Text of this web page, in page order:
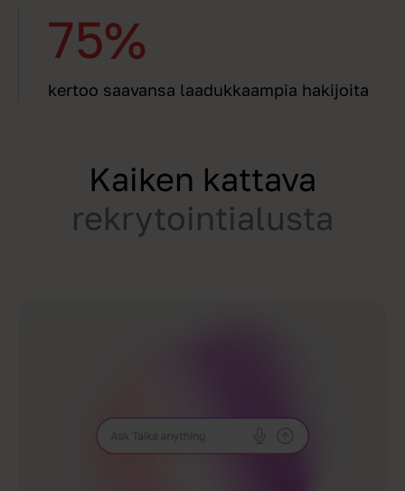
75%
kertoo saavansa laadukkaampia hakijoita
Kaiken kattava
rekrytointialusta